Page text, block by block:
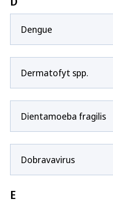
Dengue
Dermatofyt spp.
Dientamoeba fragilis
Dobravavirus
E